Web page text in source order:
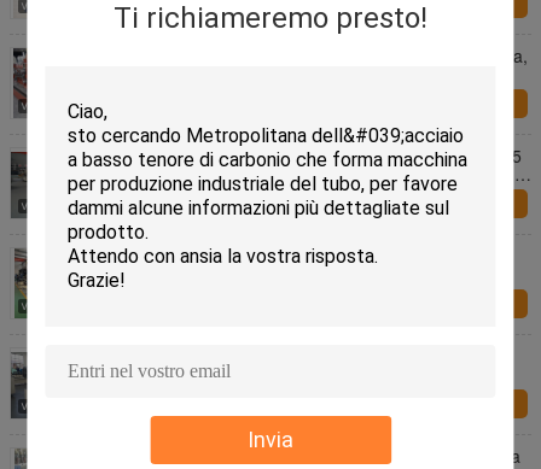
Ti richiameremo presto!
Invia
Tubo d'acciaio standard dell'en che forma macchina,
Fabbrica di tubi in acciaio standard ISO. Φ114 ∙ 325
mm Grandi tubi per la produzione di tubi strutturali,
idrici ed energetici. Contattaci
Macchine per la fabbricazione di tubi SS e
attrezzature per la formazione di rotoli di acciaio
con la corrente ad alta frequenza
Tubo d'acciaio basso di Cabon che rende macchina